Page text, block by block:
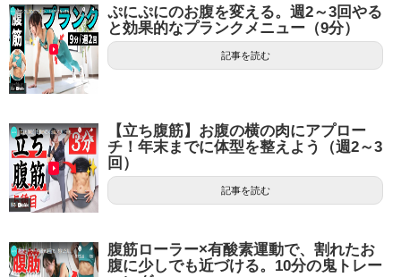
ぷにぷにのお腹を変える。週2～3回やる
と効果的なプランクメニュー（9分）
記事を読む
【立ち腹筋】お腹の横の肉にアプロー
チ！年末までに体型を整えよう（週2～3
回）
記事を読む
腹筋ローラー×有酸素運動で、割れたお
腹に少しでも近づける。10分の鬼トレー